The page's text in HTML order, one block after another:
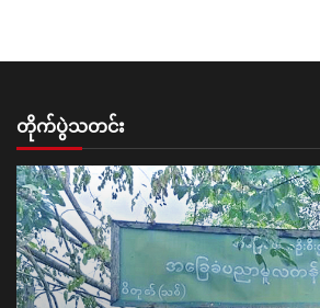
တိုက်ပွဲသတင်း